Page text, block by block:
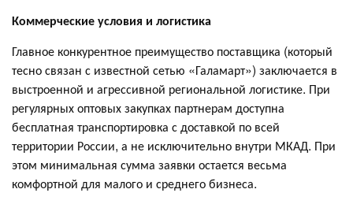
Коммерческие условия и логистика
Главное конкурентное преимущество поставщика (который
тесно связан с известной сетью «Галамарт») заключается в
выстроенной и агрессивной региональной логистике. При
регулярных оптовых закупках партнерам доступна
бесплатная транспортировка с доставкой по всей
территории России, а не исключительно внутри МКАД. При
этом минимальная сумма заявки остается весьма
комфортной для малого и среднего бизнеса.